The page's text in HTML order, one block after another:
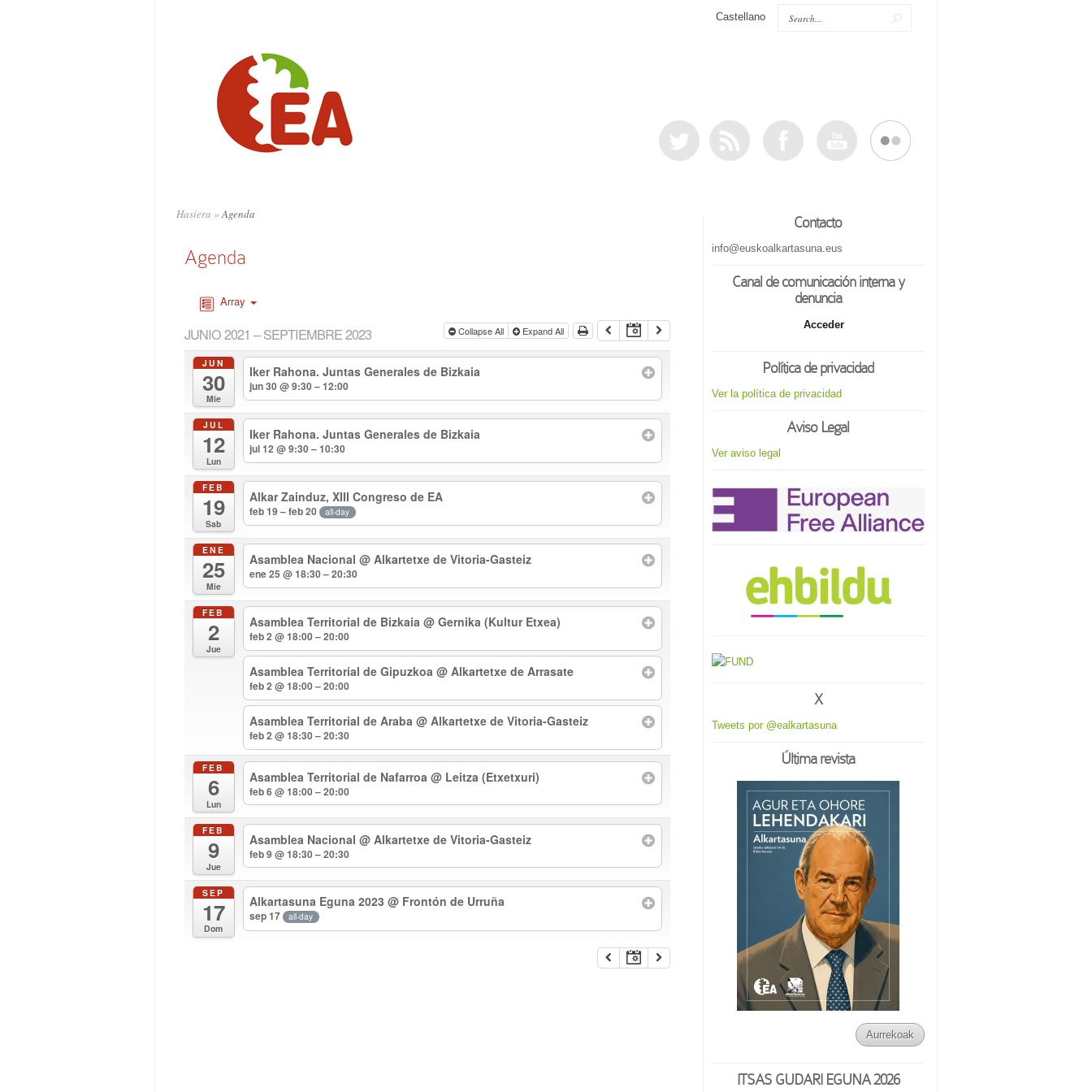
Castellano
Hasiera »Agenda
Agenda
Array
JUNIO 2021 – SEPTIEMBRE 2023 Collapse All Expand All
JUN
30
Mie
Iker Rahona. Juntas Generales de Bizkaia
jun 30 @ 9:30 – 12:00
JUL
12
Lun
Iker Rahona. Juntas Generales de Bizkaia
jul 12 @ 9:30 – 10:30
FEB
19
Sab
Alkar Zainduz, XIII Congreso de EA
feb 19 – feb 20 all-day
ENE
25
Mie
Asamblea Nacional@ Alkartetxe de Vitoria-Gasteiz
ene 25 @ 18:30 – 20:30
FEB
2
Jue
Asamblea Territorial de Bizkaia@ Gernika (Kultur Etxea)
feb 2 @ 18:00 – 20:00
Asamblea Territorial de Gipuzkoa@ Alkartetxe de Arrasate
feb 2 @ 18:00 – 20:00
Asamblea Territorial de Araba@ Alkartetxe de Vitoria-Gasteiz
feb 2 @ 18:30 – 20:30
FEB
6
Lun
Asamblea Territorial de Nafarroa@ Leitza (Etxetxuri)
feb 6 @ 18:00 – 20:00
FEB
9
Jue
Asamblea Nacional@ Alkartetxe de Vitoria-Gasteiz
feb 9 @ 18:30 – 20:30
SEP
17
Dom
Alkartasuna Eguna 2023@ Frontón de Urruña
sep 17 all-day
Contacto
info@euskoalkartasuna.eus
Canal de comunicación interna y
denuncia
Acceder
Política de privacidad
Ver la política de privacidad
Aviso Legal
Ver aviso legal
X
Tweets por @ealkartasuna
Última revista
Aurrekoak
ITSAS GUDARI EGUNA 2026